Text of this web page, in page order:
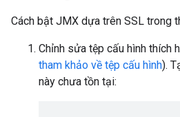
Cách bật JMX dựa trên SSL trong
Chỉnh sửa tệp cấu hình thích
tham khảo về tệp cấu hình).
này chưa tồn tại: